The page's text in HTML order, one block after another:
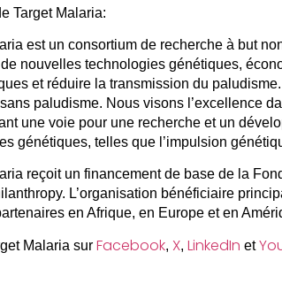
Target Malaria:
est un consortium de recherche à but
nouvelles technologies génétiques,
et réduire la transmission du
paludisme. Nous visons l’excellence
une voie pour une recherche et un
génétiques, telles que l’impulsion
reçoit un financement de base de la
L’organisation bénéficiaire
en Afrique, en Europe et en
Malaria sur Facebook, X, LinkedIn et